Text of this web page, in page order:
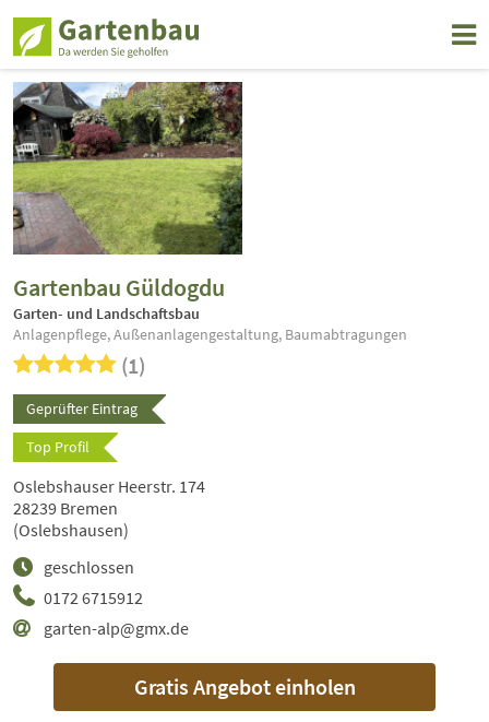
Gartenbau Güldogdu
Garten- und Landschaftsbau
Anlagenpflege, Außenanlagengestaltung, Baumabtragungen
(1)
Geprüfter Eintrag
Top Profil
0172 6715912
garten-alp@gmx.de
geschlossen
Oslebshauser Heerstr. 174
28239 Bremen
(Oslebshausen)
Gratis Angebot einholen